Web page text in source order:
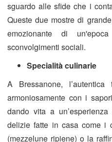
sguardo alle sfide che i
Queste due mostre di
emozionante di
sconvolgimenti sociali.
Specialità culinarie
A Bressanone,
armoniosamente con i
dando vita a
delizie fatte in casa come i
(mezzelune ripiene) o la